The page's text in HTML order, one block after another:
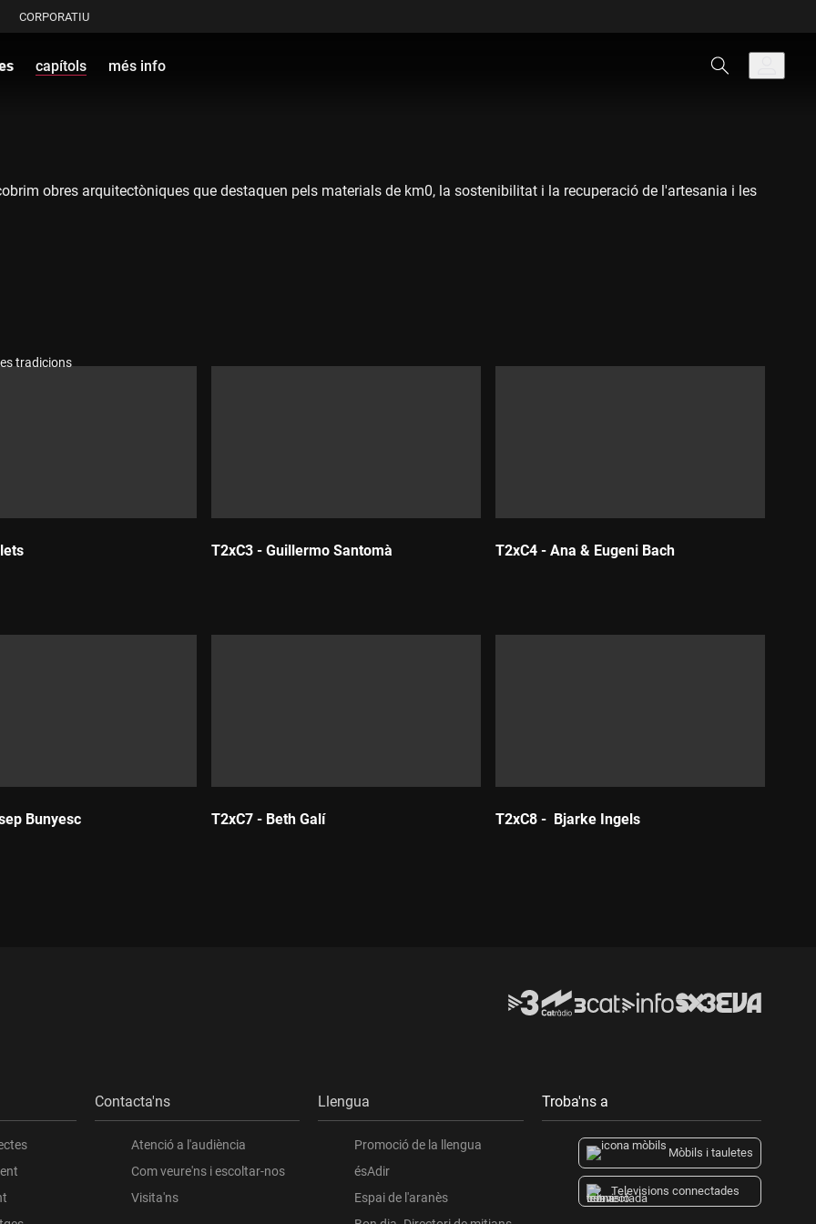
CORPORATIU
capítols més info
tradicions
obres arquitectòniques que destaquen pels materials de km0, la sostenibilitat i la recuperació de l'artesania i les
T2xC3 - Guillermo Santomà T2xC4 - Ana & Eugeni Bach
Bunyesc T2xC7 - Beth Galí T2xC8 - Bjarke Ingels
Contacta'ns
Atenció a l'audiència
Com veure'ns i escoltar-nos
Visita'ns
Llengua
Promoció de la llengua
ésAdir
Espai de l'aranès
Troba'ns a
Mòbils i tauletes
Televisions connectades